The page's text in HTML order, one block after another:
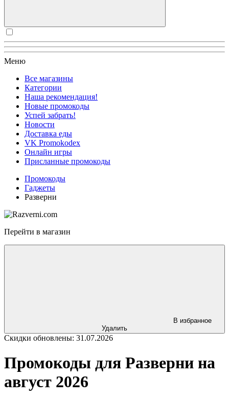
Меню
Все магазины
Категории
Наша рекомендация!
Новые промокоды
Успей забрать!
Новости
Доставка еды
VK Promokodex
Онлайн игры
Присланные промокоды
Промокоды
Гаджеты
Разверни
Перейти в магазин
В избранное
Удалить
Скидки обновлены: 31.07.2026
Промокоды для Разверни на
август 2026